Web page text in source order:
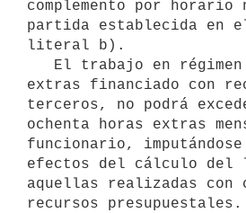
complemento por
partida establecida en
literal b).
extras financiado con
terceros, no podrá
ochenta horas extras
funcionario,
efectos del cálculo del
aquellas realizadas con
recursos